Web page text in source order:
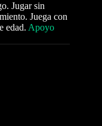
Jugar sin
Juega con
edad. Apoyo